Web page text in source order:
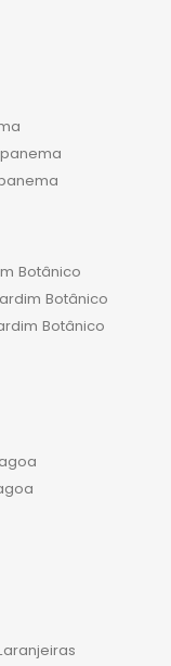
Botânico
Botânico
Botânico